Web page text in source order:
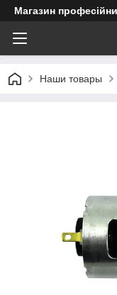
Магазин
Наши товары